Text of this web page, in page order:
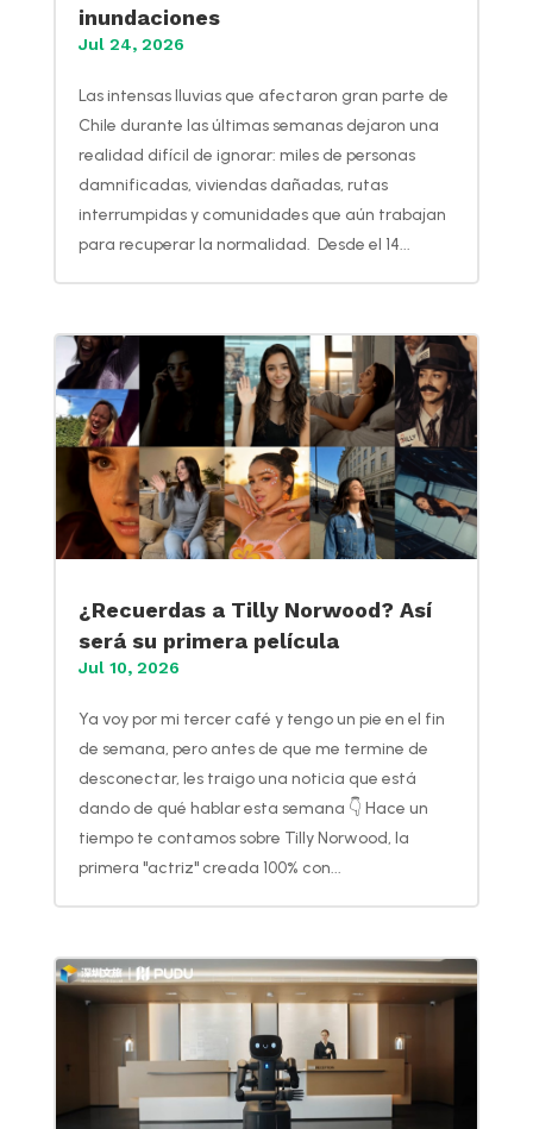
inundaciones
Jul 24, 2026
Las intensas lluvias que afectaron gran parte de
Chile durante las últimas semanas dejaron una
realidad difícil de ignorar: miles de personas
damnificadas, viviendas dañadas, rutas
interrumpidas y comunidades que aún trabajan
para recuperar la normalidad. Desde el 14...
¿Recuerdas a Tilly Norwood? Así
será su primera película
Jul 10, 2026
Ya voy por mi tercer café y tengo un pie en el fin
de semana, pero antes de que me termine de
desconectar, les traigo una noticia que está
dando de qué hablar esta semana 👇 Hace un
tiempo te contamos sobre Tilly Norwood, la
primera "actriz" creada 100% con...